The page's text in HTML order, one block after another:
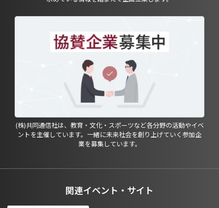
(株)共同通信社は、教育・文化・スポーツなど各分野の活動やイベ
ントを主催しています。一緒に未来社会を創り上げていく参加企
業を募集しています。
関連イベント・サイト